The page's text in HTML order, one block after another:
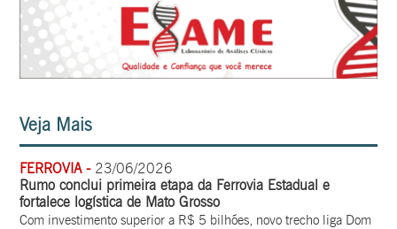
Veja Mais
FERROVIA -23/06/2026
Rumo conclui primeira etapa da Ferrovia Estadual e
fortalece logística de Mato Grosso
Com investimento superior a R$ 5 bilhões, novo trecho liga Dom